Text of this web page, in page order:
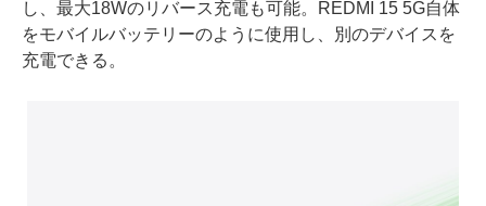
し、最大18Wのリバース充電も可能。REDMI 15 5G自体
をモバイルバッテリーのように使用し、別のデバイスを
充電できる。